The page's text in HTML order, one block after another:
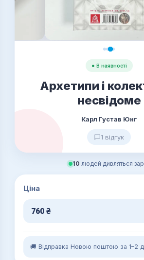
● В наявності
Архетипи і
несвідоме
Карл Густав Юнг
1 відгук
10 людей дивляться
Ціна
760 ₴
🚚 Відправка Новою поштою за 1–2